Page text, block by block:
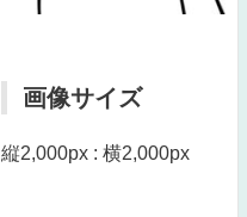
画像サイズ
縦2,000px : 横2,000px